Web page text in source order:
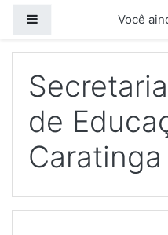
Você
de
Caratinga